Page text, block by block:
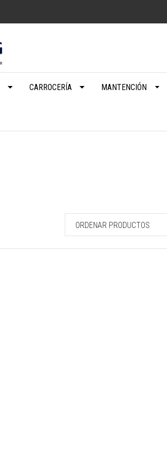
CARROCERÍA MANTENCIÓN
ORDENAR PRODUCTOS